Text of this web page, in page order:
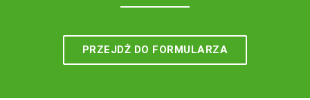
PRZEJDŻ DO FORMULARZA